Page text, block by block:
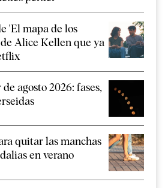
'El mapa de los
Alice Kellen que ya
agosto 2026: fases,
quitar las manchas
en verano